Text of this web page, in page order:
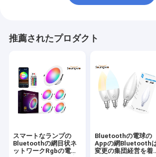
推薦されたプロダクト
スマートなランプの
Bluetoothの網目状ネ
ットワークRgbの電球
Bluetoothの電球の
Appの網Bluetooth
変更の集団経営を着